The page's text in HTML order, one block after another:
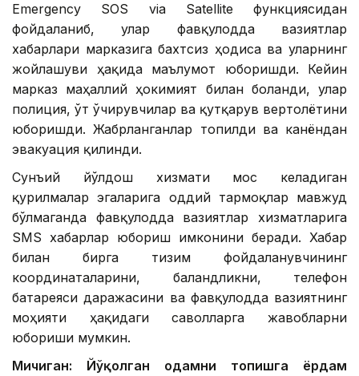
Emergency SOS via Satellite функциясидан
фойдаланиб, улар фавқулодда вазиятлар
хабарлари марказига бахтсиз ҳодиса ва уларнинг
жойлашуви ҳақида маълумот юборишди. Кейин
марказ маҳаллий ҳокимият билан боғланди, улар
полиция, ўт ўчирувчилар ва қутқарув вертолётини
юборишди. Жабрланганлар топилди ва канёндан
эвакуация қилинди.
Сунъий йўлдош хизмати мос келадиган
қурилмалар эгаларига оддий тармоқлар мавжуд
бўлмаганда фавқулодда вазиятлар хизматларига
SМS хабарлар юбориш имконини беради. Хабар
билан бирга тизим фойдаланувчининг
координаталарини, баландликни, телефон
батареяси даражасини ва фавқулодда вазиятнинг
моҳияти ҳақидаги саволларга жавобларни
юбориши мумкин.
Мичиган: Йўқолган одамни топишга ёрдам